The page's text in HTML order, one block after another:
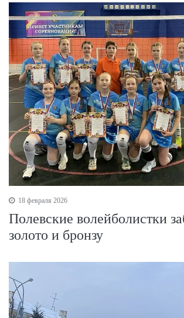
18 февраля 2026
Полевские волейболистки
золото и бронзу